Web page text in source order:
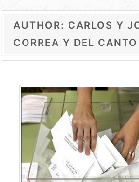
AUTHOR: CARLOS Y
CORREA Y DEL CANTO